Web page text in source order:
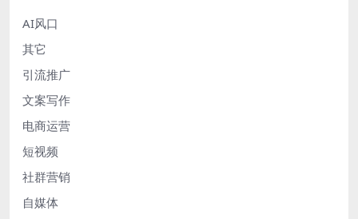
AI风口
其它
引流推广
文案写作
电商运营
短视频
社群营销
自媒体